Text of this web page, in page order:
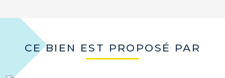
CE BIEN EST PROPOSÉ PAR